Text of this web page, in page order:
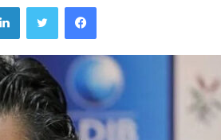
فیسبوک